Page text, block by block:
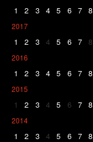
1 2 3 4 5 6 7 8
2017
1 2 3 4 5 6 7 8
2016
1 2 3 4 5 6 7 8
2015
1 2 3 4 5 6 7 8
2014
1 2 3 4 5 6 7 8